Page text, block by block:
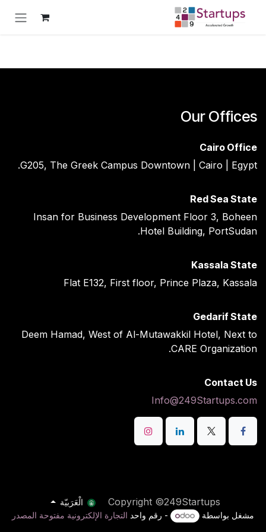
تخطي للذهاب إلى المحتوى
Our Offices
Cairo Office
G205, The Greek Campus Downtown | Cairo | Egypt.
Red Sea State ​
Insan for Business Development Floor 3, Boheen
Hotel Building, PortSudan.
Kassala State
Flat E132, First floor, Prince Plaza, Kassala
Gedarif State
Deem Hamad, West of Al-Mutawakkil Hotel, Next to
CARE Organization.
Contact Us
Info@249Startups.com
Copyright ©249Startups
الْعَرَبيّة
مشغل بواسطة
- رقم واحد التجارة الإلكترونية مفتوحة المصدر